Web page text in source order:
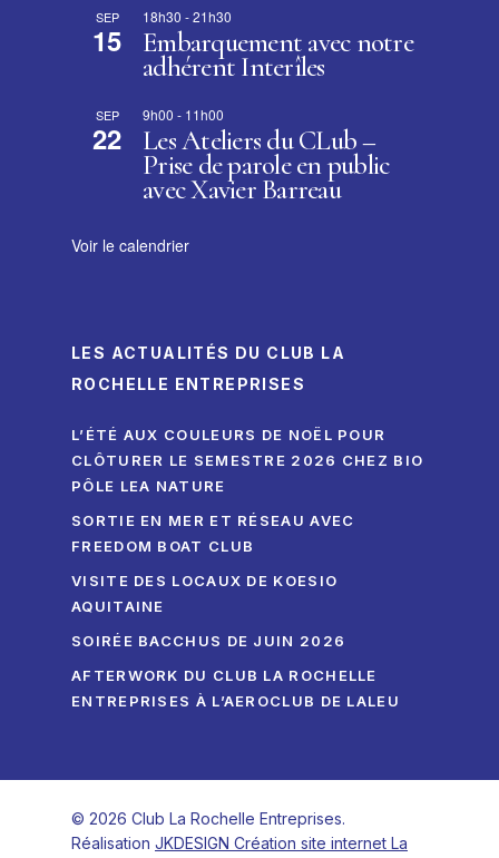
SEP
15
18h30 -21h30
Embarquement avec notre
adhérent Interîles
SEP
22
9h00 - 11h00
Les Ateliers du CLub –
Prise de parole en public
avec Xavier Barreau
Voir le calendrier
LES ACTUALITÉS DU CLUB LA
ROCHELLE ENTREPRISES
L’ÉTÉ AUX COULEURS DE NOËL POUR
CLÔTURER LE SEMESTRE 2026 CHEZ BIO
PÔLE LEA NATURE
SORTIE EN MER ET RÉSEAU AVEC
FREEDOM BOAT CLUB
VISITE DES LOCAUX DE KOESIO
AQUITAINE
SOIRÉE BACCHUS DE JUIN 2026
AFTERWORK DU CLUB LA ROCHELLE
ENTREPRISES À L’AEROCLUB DE LALEU
© 2026 Club La Rochelle Entreprises.
Réalisation JKDESIGN Création site internet La